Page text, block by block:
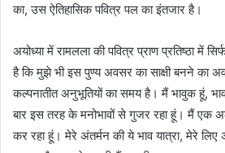
का, उस ऐतिहासिक पवित्र पल का इंतजार है।
अयोध्या में रामलला की पवित्र प्राण प्रतिष्ठा में
है कि मुझे भी इस पुण्य अवसर का साक्षी बनने का
कल्पनातीत अनुभूतियों का समय है। मैं भावुक हूं,
बार इस तरह के मनोभावों से गुजर रहा हूं। मैं एक
कर रहा हूं। मेरे अंतर्मन की ये भाव यात्रा, मेरे लिए